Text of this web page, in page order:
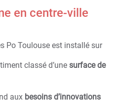
en centre-ville
Po Toulouse est installé sur
classé d’une surface de
aux besoins d’innovations